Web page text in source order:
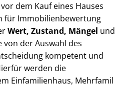
dem Kauf eines Hauses
für Im­mo­bi­li­en­be­wer­tung
Wert, Zustand, Mängel und
von der Auswahl des
kompetent und
werden die
Einfamilienhaus, Mehr­fa­mi­l